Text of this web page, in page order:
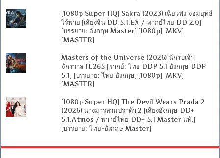
[1080p Super HQ] Sakra (2023) เฉียวฟง จอมยุทธ์
ไร้พ่าย [เสียงจีน DD 5.1.EX / พากย์ไทย DD 2.0]
[บรรยาย: อังกฤษ Master] [1080p] [MKV]
[MASTER]
Masters of the Universe (2026) นักรบเจ้า
จักรวาล H.265 [พากย์: ไทย DDP 5.1 อังกฤษ DDP
5.1] [บรรยาย: ไทย อังกฤษ] [1080p] [MKV]
[MASTER]
[1080p Super HQ] The Devil Wears Prada 2
(2026) นางมารสวมปราด้า 2 [เสียงอังกฤษ DD+
5.1.Atmos / พากย์ไทย DD+ 5.1 Master แท้.]
[บรรยาย: ไทย-อังกฤษ Master]